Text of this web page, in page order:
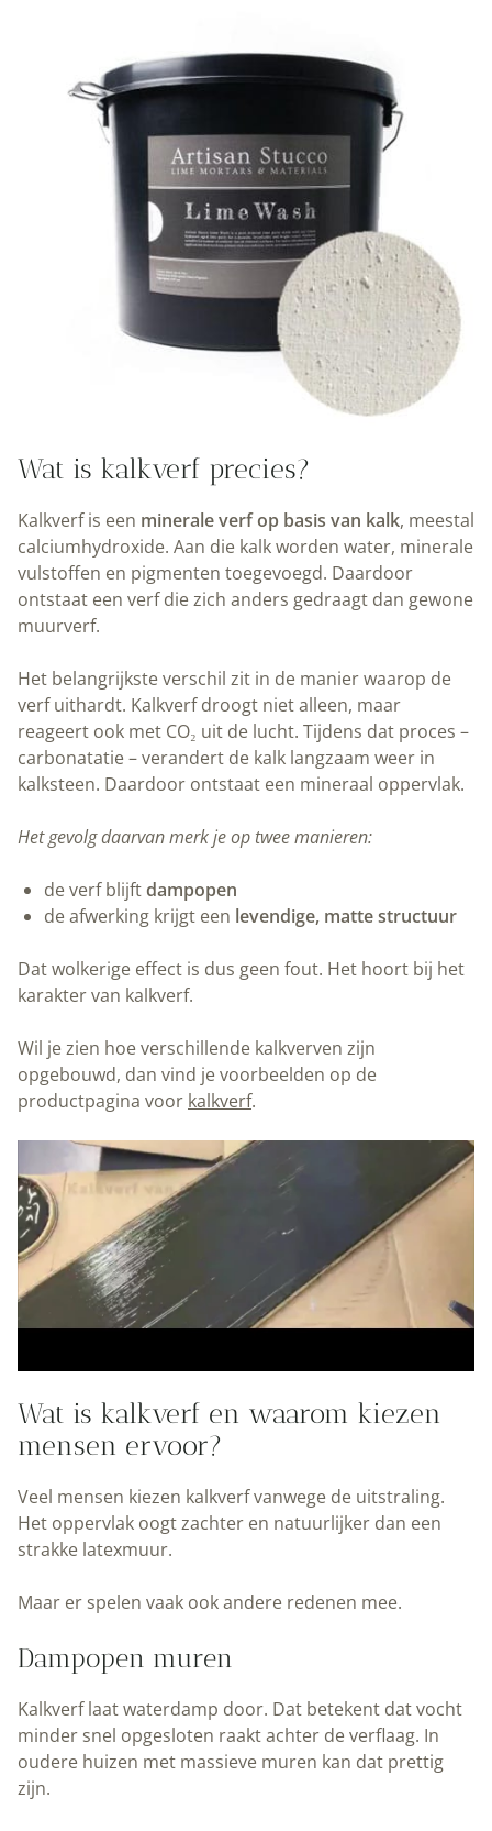
Wat is kalkverf precies?
Kalkverf is een minerale verf op basis van kalk, meestal
calciumhydroxide. Aan die kalk worden water, minerale
vulstoffen en pigmenten toegevoegd. Daardoor
ontstaat een verf die zich anders gedraagt dan gewone
muurverf.
Het belangrijkste verschil zit in de manier waarop de
verf uithardt. Kalkverf droogt niet alleen, maar
reageert ook met CO₂ uit de lucht. Tijdens dat proces –
carbonatatie – verandert de kalk langzaam weer in
kalksteen. Daardoor ontstaat een mineraal oppervlak.
Het gevolg daarvan merk je op twee manieren:
de verf blijftdampopen
de afwerking krijgt een levendige, matte structuur
Dat wolkerige effect is dus geen fout. Het hoort bij het
karakter van kalkverf.
Wil je zien hoe verschillende kalkverven zijn
opgebouwd, dan vind je voorbeelden op de
productpagina voor kalkverf.
Wat is kalkverf en waarom kiezen
mensen ervoor?
Veel mensen kiezen kalkverf vanwege de uitstraling.
Het oppervlak oogt zachter en natuurlijker dan een
strakke latexmuur.
Maar er spelen vaak ook andere redenen mee.
Dampopen muren
Kalkverf laat waterdamp door. Dat betekent dat vocht
minder snel opgesloten raakt achter de verflaag. In
oudere huizen met massieve muren kan dat prettig
zijn.